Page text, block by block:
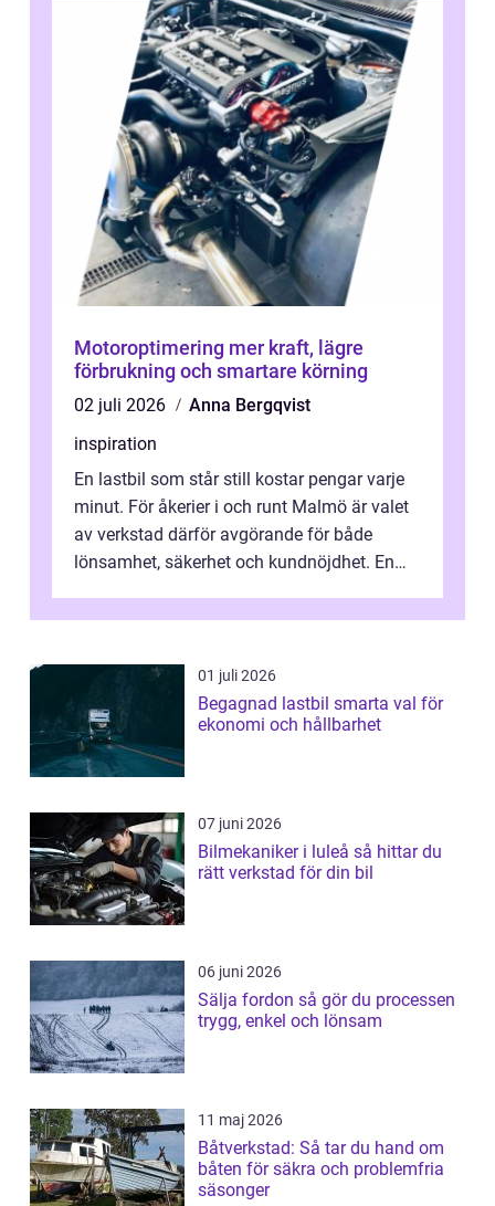
Motoroptimering mer kraft, lägre
förbrukning och smartare körning
02 juli 2026
Anna Bergqvist
inspiration
En lastbil som står still kostar pengar varje
minut. För åkerier i och runt Malmö är valet
av verkstad därför avgörande för både
lönsamhet, säkerhet och kundnöjdhet. En
01 juli 2026
Begagnad lastbil smarta val för
ekonomi och hållbarhet
07 juni 2026
Bilmekaniker i luleå så hittar du
rätt verkstad för din bil
06 juni 2026
Sälja fordon så gör du processen
trygg, enkel och lönsam
11 maj 2026
Båtverkstad: Så tar du hand om
båten för säkra och problemfria
säsonger